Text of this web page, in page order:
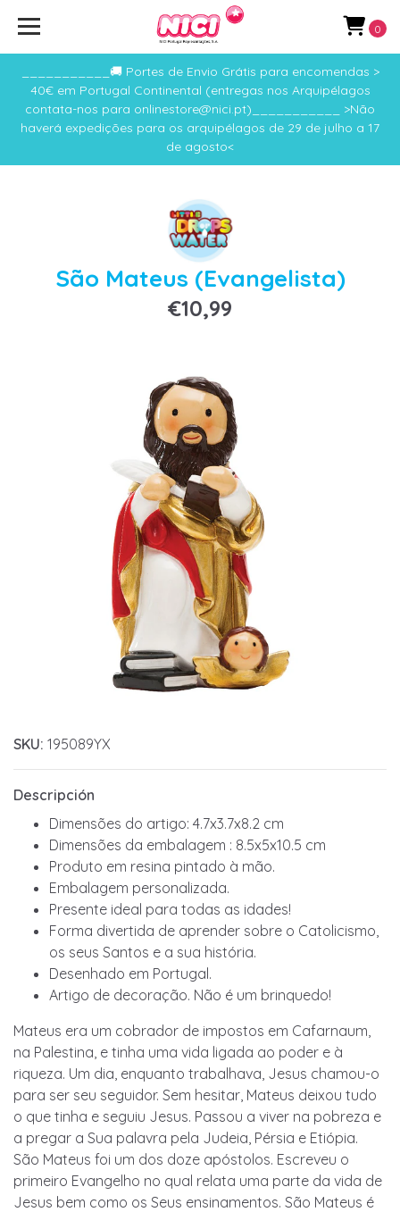
___________🚚 Portes de Envio Grátis para encomendas >
40€ em Portugal Continental (entregas nos Arquipélagos
contata-nos para onlinestore@nici.pt)___________ >Não
haverá expedições para os arquipélagos de 29 de julho a 17
de agosto<
0
São Mateus (Evangelista)
€10,99
SKU: 195089YX
Descripción
Dimensões do artigo: 4.7x3.7x8.2 cm
Dimensões da embalagem : 8.5x5x10.5 cm
Produto em resina pintado à mão.
Embalagem personalizada.
Presente ideal para todas as idades!
Forma divertida de aprender sobre o Catolicismo,
os seus Santos e a sua história.
Desenhado em Portugal.
Artigo de decoração. Não é um brinquedo!
Mateus era um cobrador de impostos em Cafarnaum,
na Palestina, e tinha uma vida ligada ao poder e à
riqueza. Um dia, enquanto trabalhava, Jesus chamou-o
para ser seu seguidor. Sem hesitar, Mateus deixou tudo
o que tinha e seguiu Jesus. Passou a viver na pobreza e
a pregar a Sua palavra pela Judeia, Pérsia e Etiópia.
São Mateus foi um dos doze apóstolos. Escreveu o
primeiro Evangelho no qual relata uma parte da vida de
Jesus bem como os Seus ensinamentos. São Mateus é